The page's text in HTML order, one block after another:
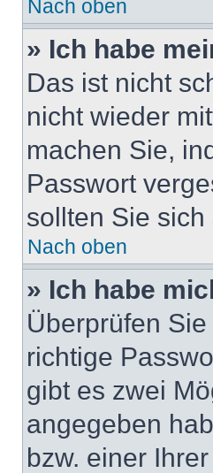
Nach oben
» Ich habe
Das ist nicht
nicht wieder
machen Sie,
Passwort
sollten Sie
Nach oben
» Ich habe
Überprüfen
richtige
gibt es zwei
angegeben
bzw. einer